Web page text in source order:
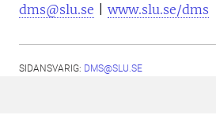
dms@slu.se
www.slu.se/dms
SIDANSVARIG: DMS@SLU.SE